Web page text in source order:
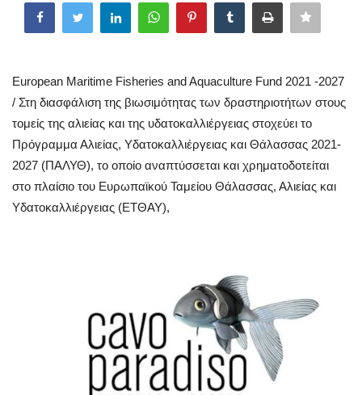
Arts & Culture
Mykonos Ticker TV
Sport
Health
Aegean Islands
Σεβασμιώτατος Δωρόθεος Β’
European Maritime Fisheries and Aquaculture Fund 2021 -2027
/ Στη διασφάλιση της βιωσιμότητας των δραστηριοτήτων στους
τομείς της αλιείας και της υδατοκαλλιέργειας στοχεύει το
Πρόγραμμα Αλιείας, Υδατοκαλλιέργειας και Θάλασσας 2021-
2027 (ΠΑΛΥΘ), το οποίο αναπτύσσεται και χρηματοδοτείται
στο πλαίσιο του Ευρωπαϊκού Ταμείου Θάλασσας, Αλιείας και
Υδατοκαλλιέργειας (ΕΤΘΑΥ),